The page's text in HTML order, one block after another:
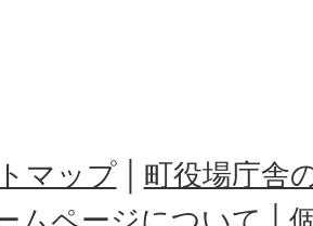
マップ
町役場庁舎